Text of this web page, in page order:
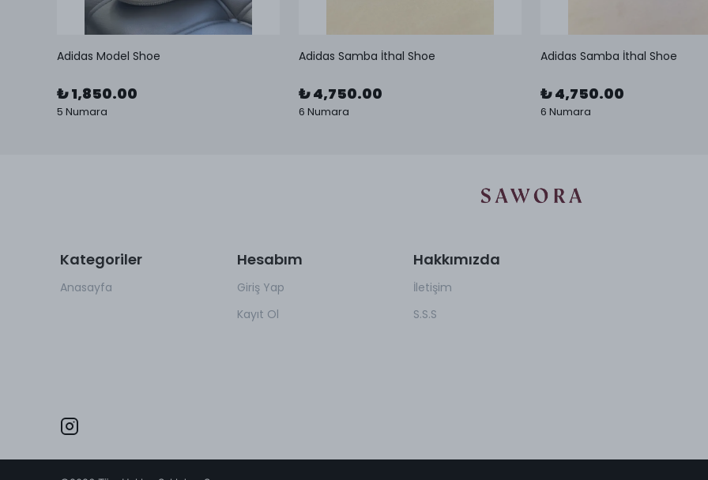
Adidas Model Shoe
₺ 1,850.00
5 Numara
Adidas Samba İthal Shoe
₺ 4,750.00
6 Numara
Adidas Samba İthal Shoe
₺ 4,750.00
6 Numara
Kategoriler
Anasayfa
Hesabım
Giriş Yap
Kayıt Ol
Hakkımızda
İletişim
S.S.S